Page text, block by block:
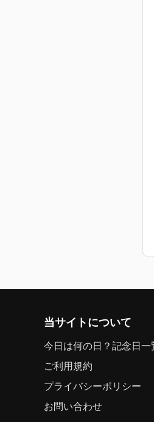
当サイトについて
今日は何の日？記念日一
ご利用規約
プライバシーポリシー
お問い合わせ